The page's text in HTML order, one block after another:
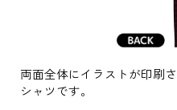
両面全体にイラストが印刷
シャツです。